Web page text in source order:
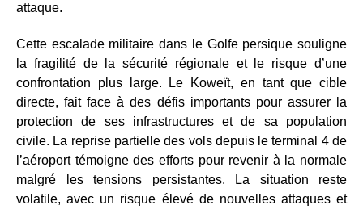
attaque.
Cette escalade militaire dans le Golfe persique souligne
la fragilité de la sécurité régionale et le risque d’une
confrontation plus large. Le Koweït, en tant que cible
directe, fait face à des défis importants pour assurer la
protection de ses infrastructures et de sa population
civile. La reprise partielle des vols depuis le terminal 4 de
l’aéroport témoigne des efforts pour revenir à la normale
malgré les tensions persistantes. La situation reste
volatile, avec un risque élevé de nouvelles attaques et